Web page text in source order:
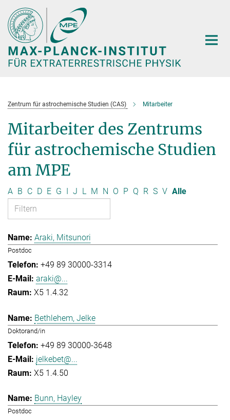
Hauptinhalt
Zentrum für astrochemische Studien (CAS) Mitarbeiter
Mitarbeiter des Zentrums
für astrochemische Studien
am MPE
A B C D E G I J L M N O P Q R S V Alle
Araki, Mitsunori
Postdoc
+49 89 30000-3314
araki@...
X5 1.4.32
Bethlehem, Jelke
Doktorand/in
+49 89 30000-3648
jelkebet@...
X5 1.4.50
Bunn, Hayley
Postdoc